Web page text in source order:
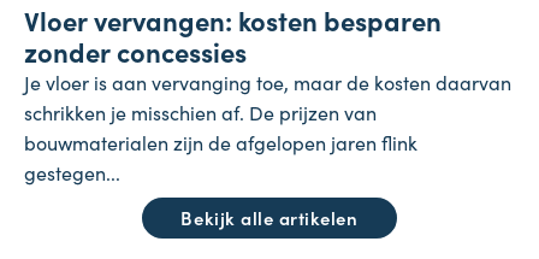
23 juli 2026
Vloer vervangen: kosten besparen
zonder concessies
Je vloer is aan vervanging toe, maar de kosten daarvan
schrikken je misschien af. De prijzen van
bouwmaterialen zijn de afgelopen jaren flink
gestegen...
Bekijk alle artikelen